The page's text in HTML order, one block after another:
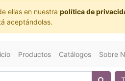
ellas en nuestra política de
aceptándolas.
Productos Catálogos Sobre